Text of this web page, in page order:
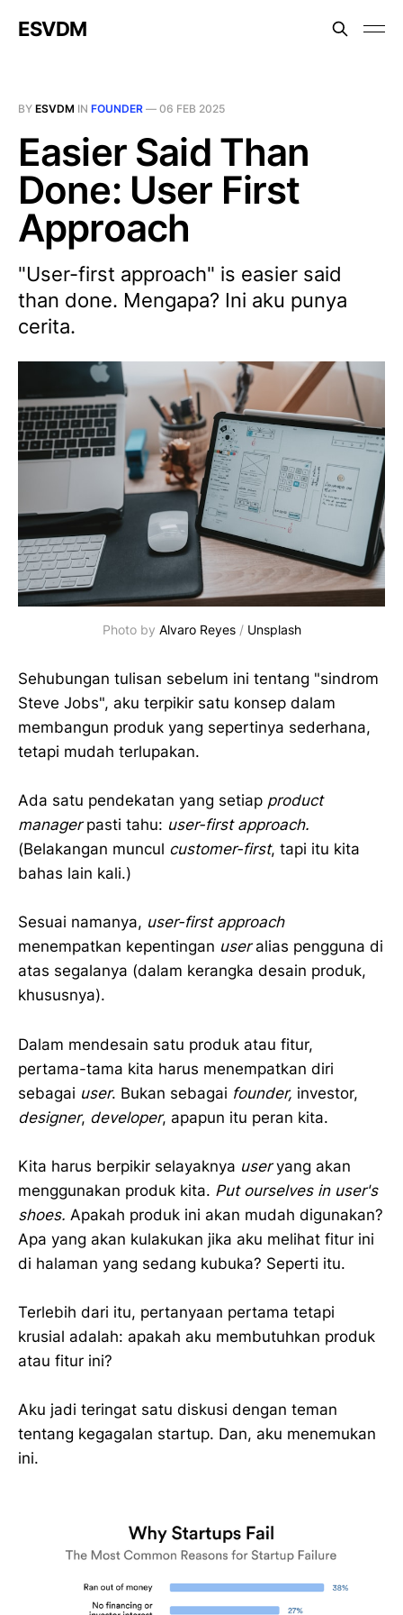
ESVDM
BY ESVDM IN FOUNDER — 06 FEB 2025
Easier Said Than
Done: User First
Approach
"User-first approach" is easier said
than done. Mengapa? Ini aku punya
cerita.
Photo by Alvaro Reyes / Unsplash
Sehubungan tulisan sebelum ini tentang "sindrom
Steve Jobs", aku terpikir satu konsep dalam
membangun produk yang sepertinya sederhana,
tetapi mudah terlupakan.
Ada satu pendekatan yang setiap product
manager pasti tahu: user-first approach.
(Belakangan muncul customer-first, tapi itu kita
bahas lain kali.)
Sesuai namanya, user-first approach
menempatkan kepentingan useralias pengguna di
atas segalanya (dalam kerangka desain produk,
khususnya).
Dalam mendesain satu produk atau fitur,
pertama-tama kita harus menempatkan diri
sebagai user. Bukan sebagai founder, investor,
designer, developer, apapun itu peran kita.
Kita harus berpikir selayaknya useryang akan
menggunakan produk kita. Put ourselves in user's
shoes. Apakah produk ini akan mudah digunakan?
Apa yang akan kulakukan jika aku melihat fitur ini
di halaman yang sedang kubuka? Seperti itu.
Terlebih dari itu, pertanyaan pertama tetapi
krusial adalah: apakah aku membutuhkan produk
atau fitur ini?
Aku jadi teringat satu diskusi dengan teman
tentang kegagalan startup. Dan, aku menemukan
ini.